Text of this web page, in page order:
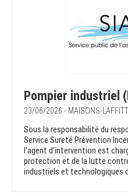
Pompier industriel
23/06/2026 - MAISONS-
Sous la responsabilité du
Service Sureté Prévention
l'agent d'intervention est
protection et de la lutte
industriels et technologiques